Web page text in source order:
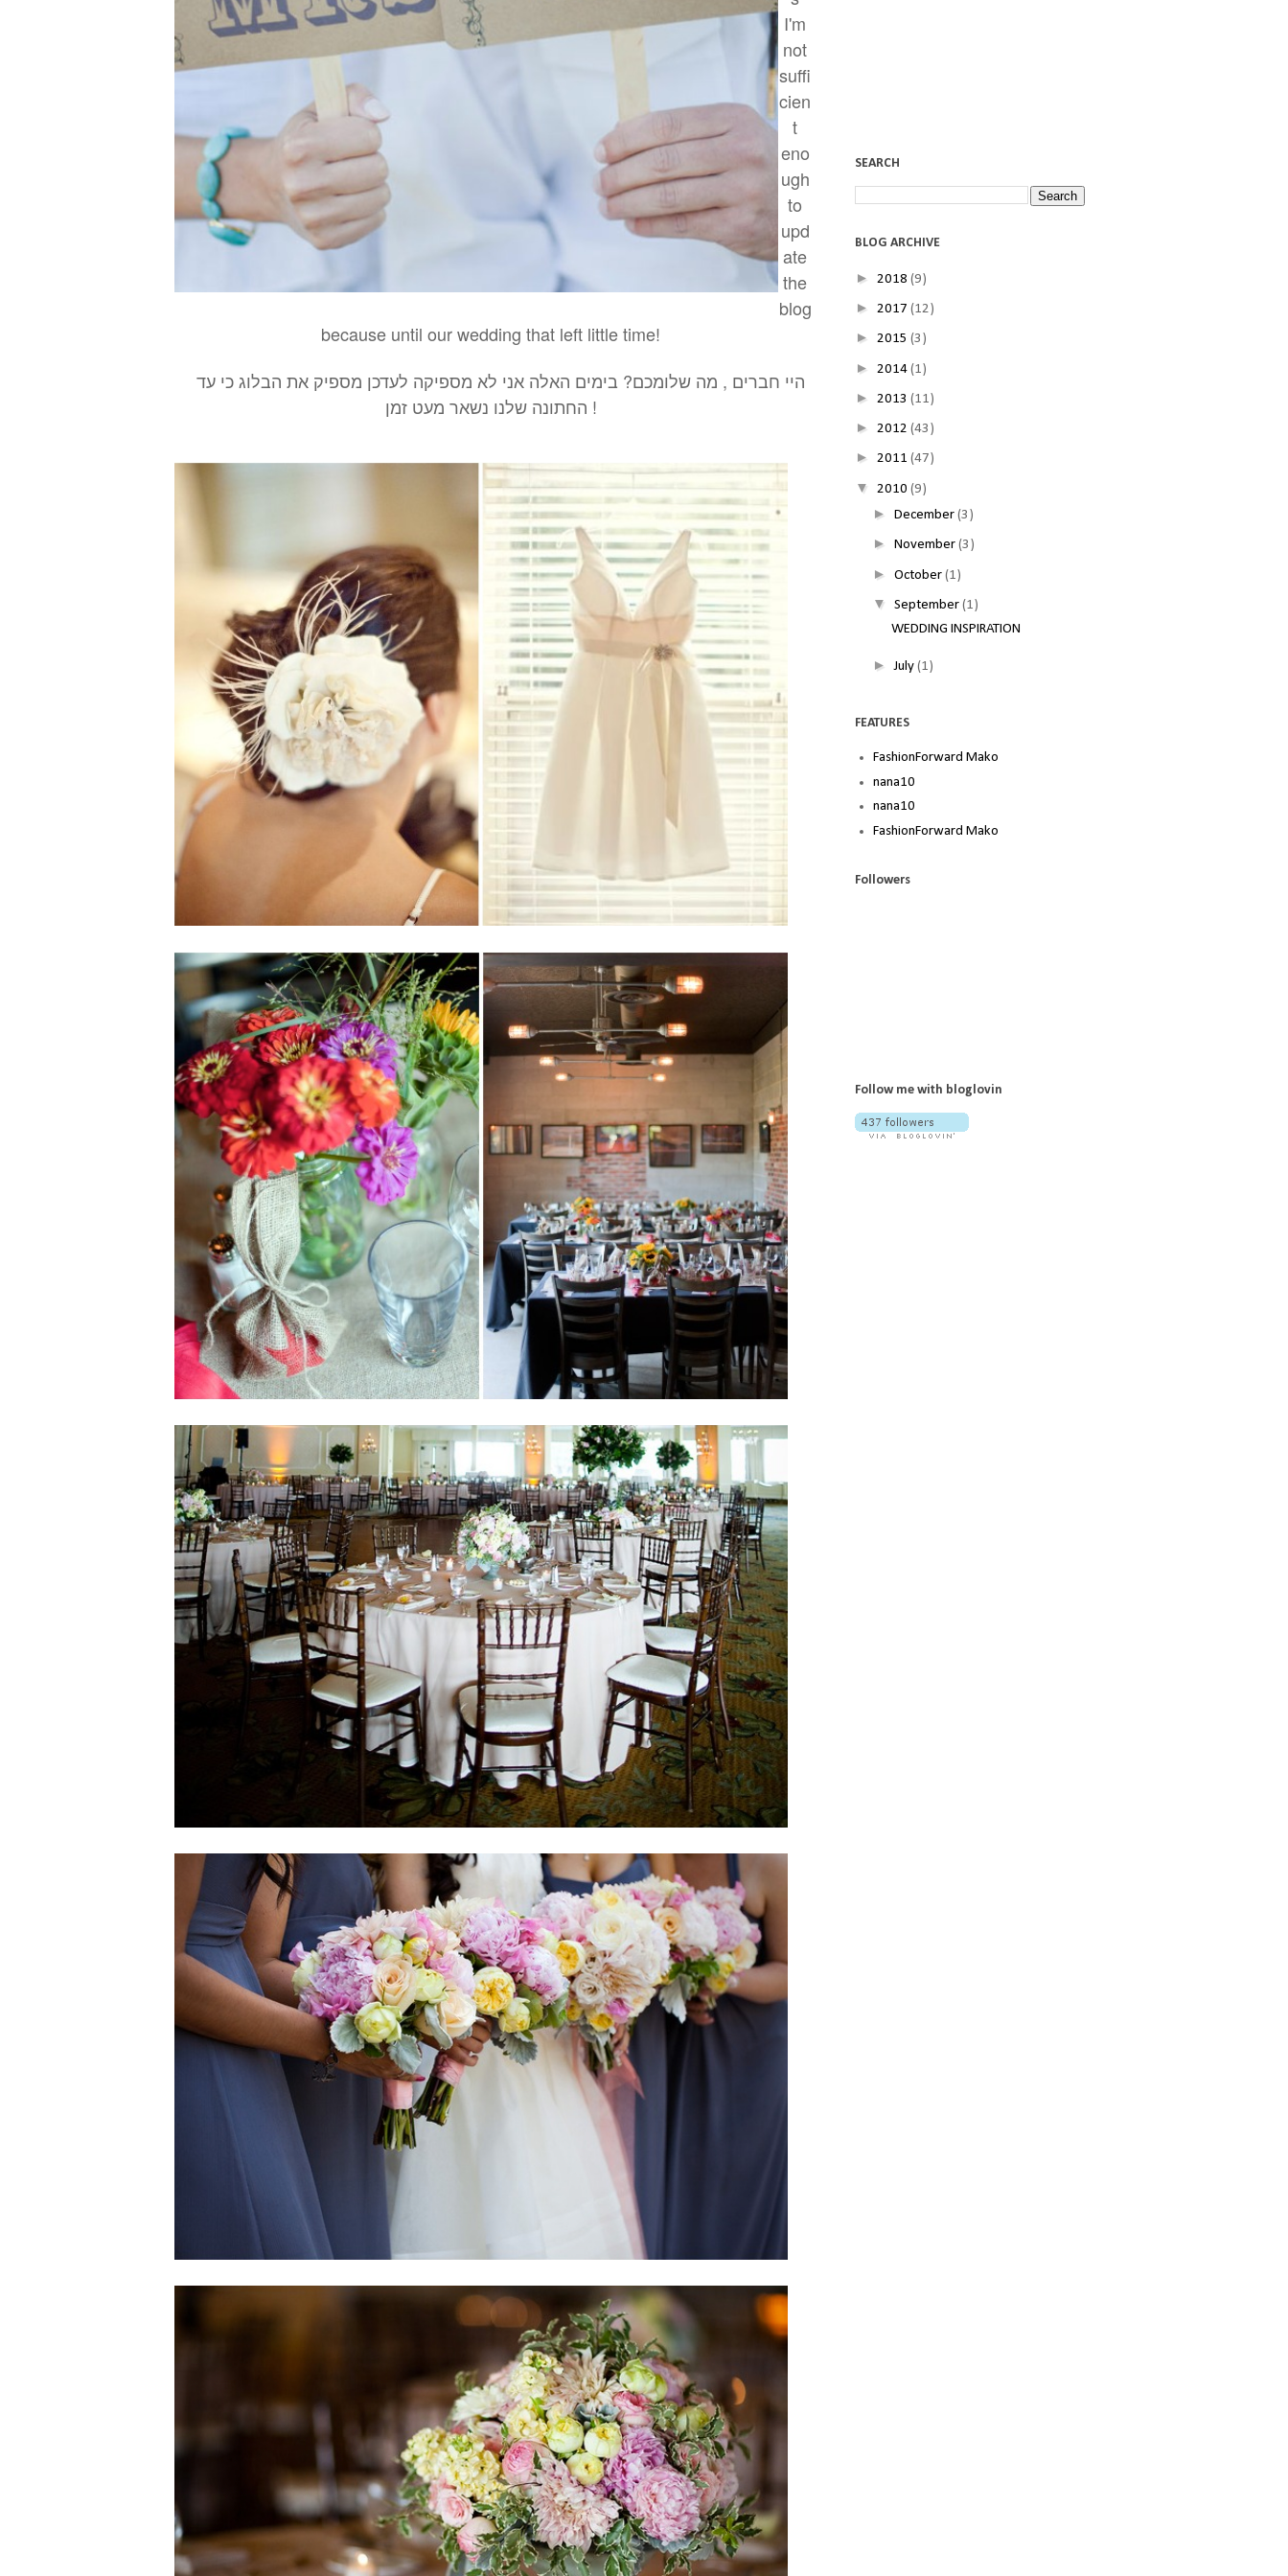
I'm
not
suffi
cien
t
eno
ugh
to
upd
ate
the
blog
because until our wedding that left little time!
החתונה שלנו נשאר מעט זמן !
SEARCH
BLOG ARCHIVE
► 2018 (9)
► 2017 (12)
► 2015 (3)
► 2014 (1)
► 2013 (11)
► 2012 (43)
► 2011 (47)
▼ 2010 (9)
► December (3)
► November (3)
► October (1)
▼ September (1)
WEDDING INSPIRATION
►July (1)
FEATURES
FashionForward Mako
nana10
nana10
FashionForward Mako
Followers
Follow me with bloglovin